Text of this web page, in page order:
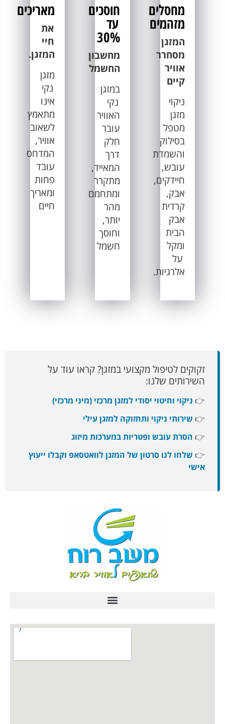
מחסלים
מזהמים
המזגן
מסחרר
אוויר
קיים
ניקוי
מזגן
מטפל
בסילוק
והשמדת
עובש,
חיידקים,
אבק,
קרדית
אבק
הבית
ומקל
על
אלרגיות.
חוסכים
עד
30%
מחשבון
החשמל
במזגן
נקי
האוויר
עובר
חלק
דרך
המאייד,
מתקרר
ומתחמם
מהר
יותר,
וחוסך
חשמל
מאריכים
את
חיי
המזגן.
מזגן
נקי
אינו
מתאמץ
לשאוב
אוויר,
המדחס
עובד
פחות
ומאריך
חיים
זקוקים לטיפול מקצועי במזגן? קראו עוד על
השירותים שלנו:
👉 ניקוי וחיטוי יסודי למזגן מרכזי (מיני מרכזי)
👉 שירותי ניקוי ותחזוקה למזגן עילי
👉 הסרת עובש ופטריות במערכות מיזוג
👉 שלחו לנו סרטון של המזגן לוואטסאפ וקבלו ייעוץ
אישי